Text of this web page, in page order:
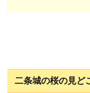
二条城の桜の見ど